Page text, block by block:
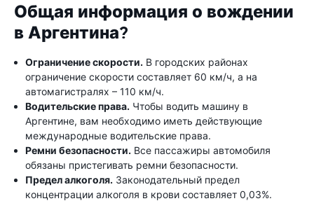
Общая информация о вождении
в Аргентина?
Ограничение скорости. В городских районах
ограничение скорости составляет 60 км/ч, а на
автомагистралях – 110 км/ч.
Водительские права. Чтобы водить машину в
Аргентине, вам необходимо иметь действующие
международные водительские права.
Ремни безопасности. Все пассажиры автомобиля
обязаны пристегивать ремни безопасности.
Предел алкоголя. Законодательный предел
концентрации алкоголя в крови составляет 0,03%.